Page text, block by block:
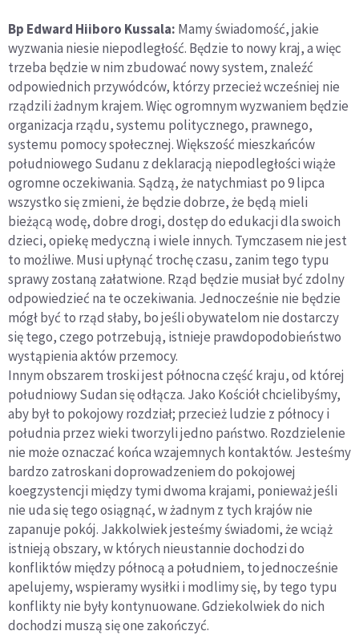
Bp Edward Hiiboro Kussala: Mamy świadomość, jakie
wyzwania niesie niepodległość. Będzie to nowy kraj, a więc
trzeba będzie w nim zbudować nowy system, znaleźć
odpowiednich przywódców, którzy przecież wcześniej nie
rządzili żadnym krajem. Więc ogromnym wyzwaniem będzie
organizacja rządu, systemu politycznego, prawnego,
systemu pomocy społecznej. Większość mieszkańców
południowego Sudanu z deklaracją niepodległości wiąże
ogromne oczekiwania. Sądzą, że natychmiast po 9 lipca
wszystko się zmieni, że będzie dobrze, że będą mieli
bieżącą wodę, dobre drogi, dostęp do edukacji dla swoich
dzieci, opiekę medyczną i wiele innych. Tymczasem nie jest
to możliwe. Musi upłynąć trochę czasu, zanim tego typu
sprawy zostaną załatwione. Rząd będzie musiał być zdolny
odpowiedzieć na te oczekiwania. Jednocześnie nie będzie
mógł być to rząd słaby, bo jeśli obywatelom nie dostarczy
się tego, czego potrzebują, istnieje prawdopodobieństwo
wystąpienia aktów przemocy.
Innym obszarem troski jest północna część kraju, od której
południowy Sudan się odłącza. Jako Kościół chcielibyśmy,
aby był to pokojowy rozdział; przecież ludzie z północy i
południa przez wieki tworzyli jedno państwo. Rozdzielenie
nie może oznaczać końca wzajemnych kontaktów. Jesteśmy
bardzo zatroskani doprowadzeniem do pokojowej
koegzystencji między tymi dwoma krajami, ponieważ jeśli
nie uda się tego osiągnąć, w żadnym z tych krajów nie
zapanuje pokój. Jakkolwiek jesteśmy świadomi, że wciąż
istnieją obszary, w których nieustannie dochodzi do
konfliktów między północą a południem, to jednocześnie
apelujemy, wspieramy wysiłki i modlimy się, by tego typu
konflikty nie były kontynuowane. Gdziekolwiek do nich
dochodzi muszą się one zakończyć.